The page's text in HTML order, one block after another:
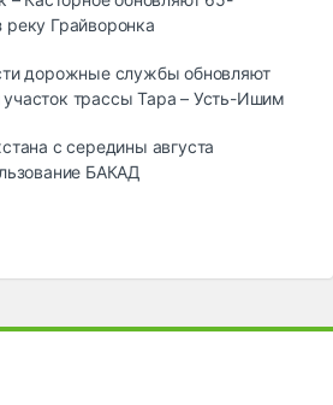
Грайворонка
дорожные службы обновляют
трассы Тара – Усть-Ишим
с середины августа
БАКАД